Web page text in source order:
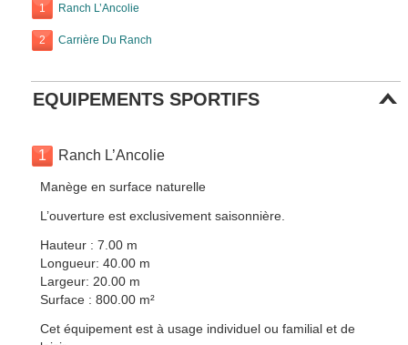
1 Ranch L’Ancolie
2 Carrière Du Ranch
EQUIPEMENTS SPORTIFS
1 Ranch L’Ancolie
Manège en surface naturelle
L’ouverture est exclusivement saisonnière.
Hauteur : 7.00 m
Longueur: 40.00 m
Largeur: 20.00 m
Surface : 800.00 m²
Cet équipement est à usage individuel ou familial et de